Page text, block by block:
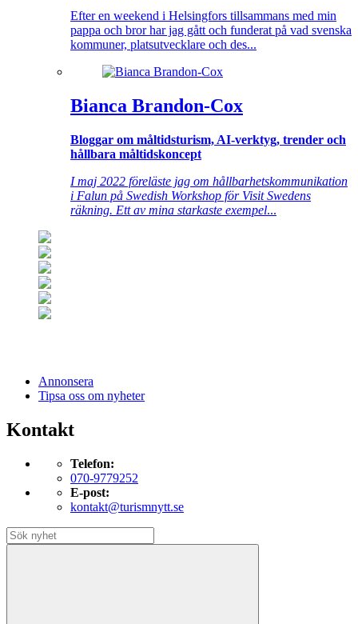
Efter en weekend i Helsingfors tillsammans med min
pappa och bror har jag gått och funderat på vad svenska
kommuner, platsutvecklare och des...
Bianca Brandon-Cox
Bloggar om måltidsturism, AI-verktyg, trender och
hållbara måltidskoncept
I maj 2022 föreläste jag om hållbarhetskommunikation
i Falun på Swedish Workshop för Visit Swedens
räkning. Ett av mina starkaste exempel...
Annonsera
Tipsa oss om nyheter
Kontakt
Telefon:
070-9779252
E-post:
kontakt@turismnytt.se